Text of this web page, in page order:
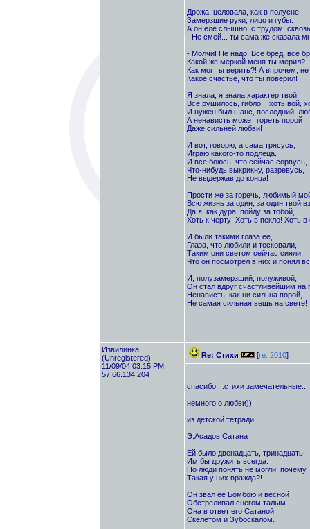
Дрожа, целовала, как в полусне,
Замерзшие руки, лицо и губы.
А он еле слышно, с трудом,
- Не смей... ты сама же сказала
- Молчи! Не надо! Все бред, все
Какой же меркой меня ты мерил?
Как мог ты верить?! А впрочем,
Какое счастье, что ты поверил!
Я знала, я знала характер твой!
Все рушилось, гибло... хоть вой,
И нужен был шанс, последний,
А ненависть может гореть порой
Даже сильней любви!
И вот, говорю, а сама трясусь,
Играю какого-то подлеца.
И все боюсь, что сейчас сорвусь,
Что-нибудь выкрикну, разревусь,
Не выдержав до конца!
Прости же за горечь, любимый
Всю жизнь за один, за один твой
Да я, как дура, пойду за тобой,
Хоть к черту! Хоть в пекло! Хоть
И были такими глаза ее,
Глаза, что любили и тосковали,
Таким они светом сейчас сияли,
Что он посмотрел в них и понял
И, полузамерзший, полуживой,
Он стал вдруг счастливейшим на
Ненависть, как ни сильна порой,
Не самая сильная вещь на свете!
Извилинка
(Unregistered)
11/09/04 03:15 PM
57.66.134.204
Re: Стихи [re: 2010]
спасибо....стихи
немного о любви))
из детской тетради:
Э.Асадов Сатана
Ей было двенадцать, тринадцать -
Им бы дружить всегда.
Но люди понять не могли: почему
Такая у них вражда?!
Он звал ее Бомбою и весной
Обстреливал снегом талым.
Она в ответ его Сатаной,
Скелетом и Зубоскалом.